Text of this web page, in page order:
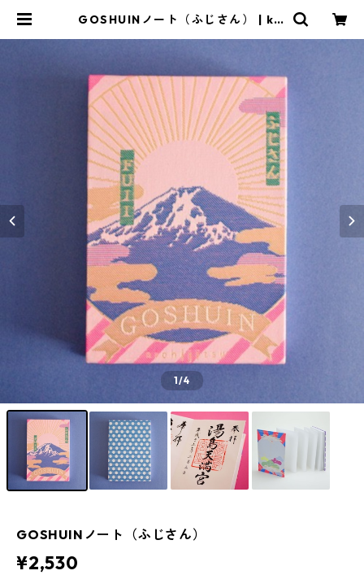
GOSHUINノート（ふじさん） | kic
1/4
GOSHUINノート（ふじさん）
¥2,530